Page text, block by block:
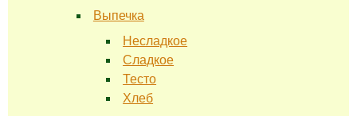
Выпечка
Несладкое
Сладкое
Тесто
Хлеб